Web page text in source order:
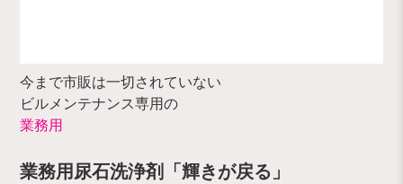
今まで市販は一切されていない
ビルメンテナンス専用の
業務用
業務用尿石洗浄剤「輝きが戻る」